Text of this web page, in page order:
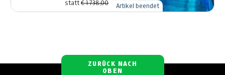
statt€ 1.738,00 Artikel beendet
ZURÜCK NACH
OBEN